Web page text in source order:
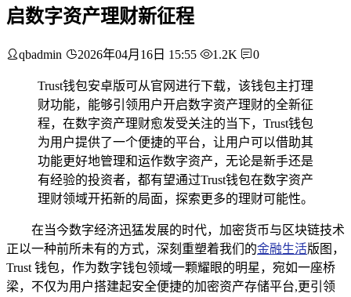
启数字资产理财新征程
qbadmin 2026年04月16日 15:55 1.2K 0
Trust钱包安卓版可从官网进行下载，该钱包主打理
财功能，能够引领用户开启数字资产理财的全新征
程，在数字资产理财愈发受关注的当下，Trust钱包
为用户提供了一个便捷的平台，让用户可以借助其
功能更好地管理和运作数字资产，无论是新手还是
有经验的投资者，都有望通过Trust钱包在数字资产
理财领域开拓新的局面，探索更多的理财可能性。
在当今数字经济迅猛发展的时代，加密货币与区块链技术
正以一种前所未有的方式，深刻重塑着我们的金融生活版图，
Trust 钱包，作为数字钱包领域一颗耀眼的明星，宛如一座桥
梁，不仅为用户搭建起安全便捷的加密资产存储平台,更引领